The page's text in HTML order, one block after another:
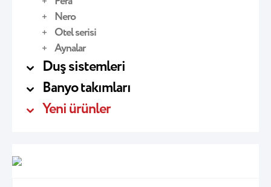
Nero
Otel serisi
Aynalar
Duş sistemleri
Banyo takımları
Yeni ürünler